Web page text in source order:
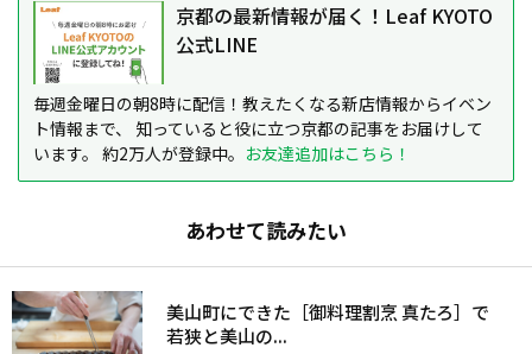
京都の最新情報が届く！Leaf KYOTO
公式LINE
毎週金曜日の朝8時に配信！教えたくなる新店情報からイベン
ト情報まで、 知っていると役に立つ京都の記事をお届けして
います。 約2万人が登録中。 お友達追加はこちら！
あわせて読みたい
美山町にできた［御料理割烹 真たろ］で
若狭と美山の...